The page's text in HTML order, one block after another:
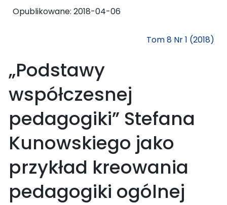
Opublikowane: 2018-04-06
Tom 8 Nr 1 (2018)
„Podstawy
współczesnej
pedagogiki” Stefana
Kunowskiego jako
przykład kreowania
pedagogiki ogólnej